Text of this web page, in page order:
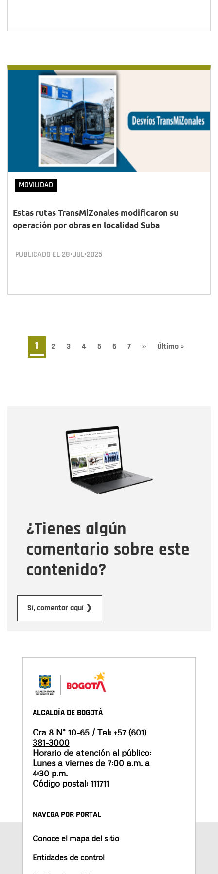
MOVILIDAD
Estas rutas TransMiZonales modificaron su
operación por obras en localidad Suba
PUBLICADO EL 28•JUL•2025
Paginación
Página
actual
1 Page
2 Page
3 Page
4 Page
5 Page
6 Page
7
Siguiente
››
Última
Último »
¿Tienes algún
comentario sobre este
contenido?
Sí, comentar aquí ❯
Correo electrónico
Tipo de comentario
Mensaje
ALCALDÍA DE BOGOTÁ
Cra 8 N° 10-65 / Tel: +57 (601)
381-3000
Horario de atención al público:
Lunes a viernes de 7:00 a.m. a
4:30 p.m.
Código postal: 111711
NAVEGA POR PORTAL
Conoce el mapa del sitio
Entidades de control